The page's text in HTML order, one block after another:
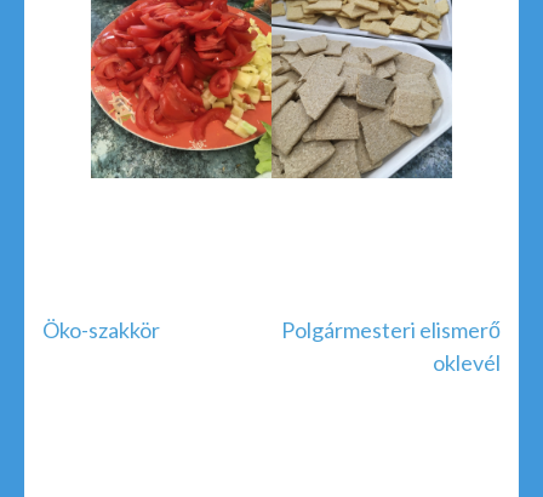
Öko-szakkör
Polgármesteri elismerő
oklevél